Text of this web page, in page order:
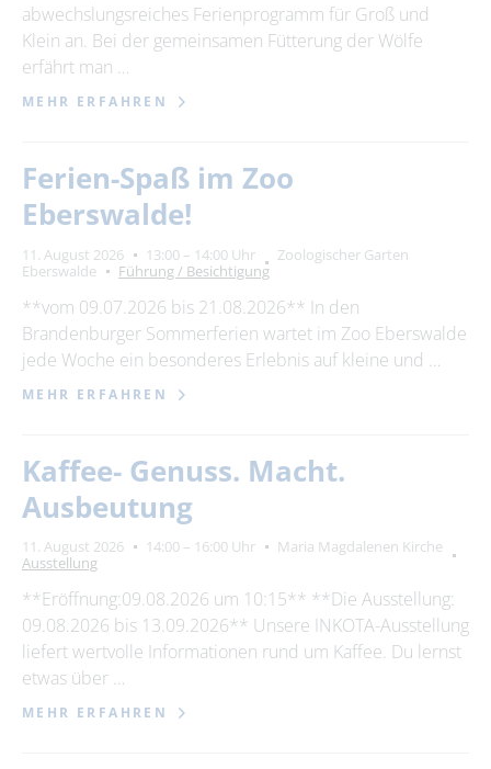
abwechslungsreiches Ferienprogramm für Groß und
Klein an. Bei der gemeinsamen Fütterung der Wölfe
erfährt man …
MEHR ERFAHREN
Ferien-Spaß im Zoo
Eberswalde!
11. August 2026 13:00 – 14:00 Uhr
Zoologischer Garten
Eberswalde
Führung / Besichtigung
**vom 09.07.2026 bis 21.08.2026** In den
Brandenburger Sommerferien wartet im Zoo Eberswalde
jede Woche ein besonderes Erlebnis auf kleine und …
MEHR ERFAHREN
Kaffee- Genuss. Macht.
Ausbeutung
11. August 2026 14:00 – 16:00 Uhr
Maria Magdalenen Kirche
Ausstellung
**Eröffnung:09.08.2026 um 10:15** **Die Ausstellung:
09.08.2026 bis 13.09.2026** Unsere INKOTA-Ausstellung
liefert wertvolle Informationen rund um Kaffee. Du lernst
etwas über …
MEHR ERFAHREN